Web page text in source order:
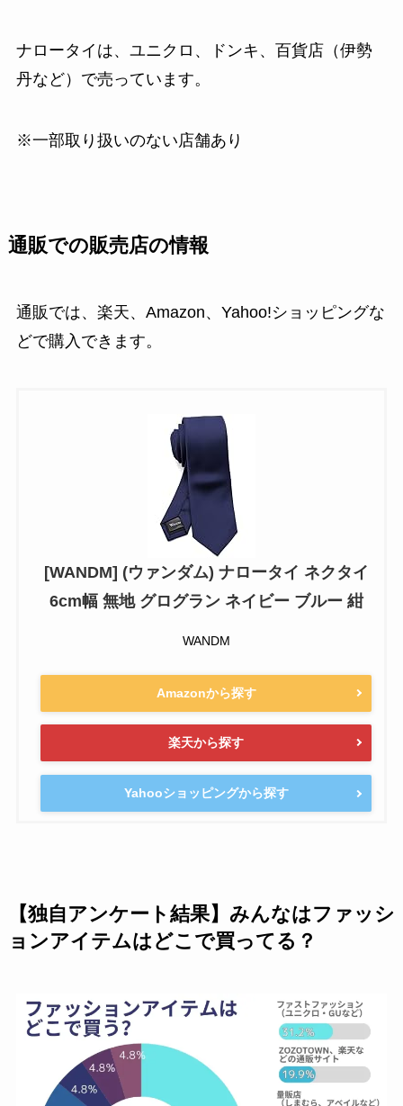
ナロータイは、ユニクロ、ドンキ、百貨店（伊勢
丹など）で売っています。
※一部取り扱いのない店舗あり
通販での販売店の情報
通販では、楽天、Amazon、Yahoo!ショッピングな
どで購入できます。
[WANDM] (ウァンダム) ナロータイ ネクタイ
6cm幅 無地 グログラン ネイビー ブルー 紺
WANDM
Amazonから探す
楽天から探す
Yahooショッピングから探す
【独自アンケート結果】みんなはファッシ
ョンアイテムはどこで買ってる？